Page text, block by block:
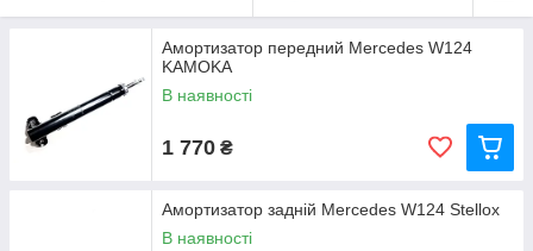
Амортизатор передний Mercedes W124
KAMOKA
В наявності
1 770 ₴
Амортизатор задній Mercedes W124 Stellox
В наявності